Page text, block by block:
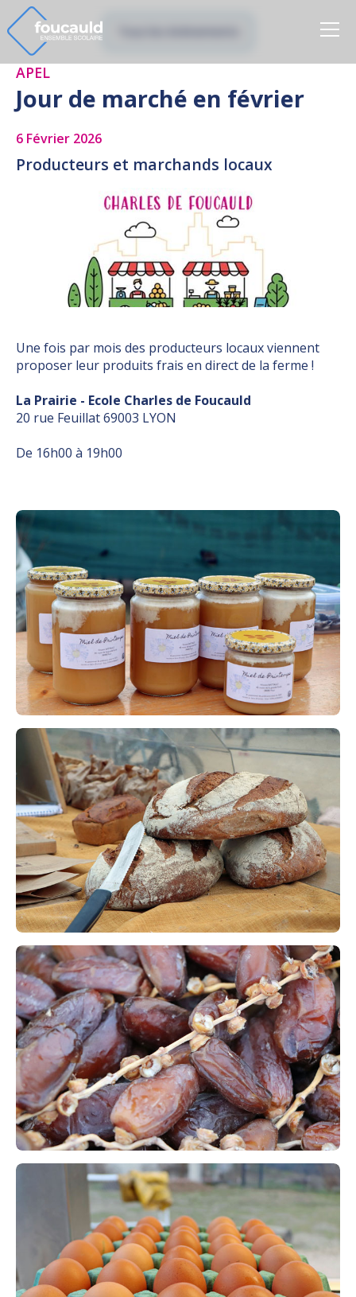
APEL
Jour de marché en février
6 Février 2026
Producteurs et marchands locaux
Une fois par mois des producteurs locaux viennent
proposer leur produits frais en direct de la ferme !
La Prairie - Ecole Charles de Foucauld
20 rue Feuillat 69003 LYON
De 16h00 à 19h00